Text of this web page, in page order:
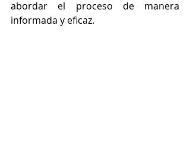
abordar el proceso de manera
informada y eficaz.